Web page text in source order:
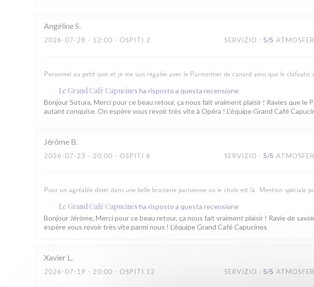
AngélineS
2026-07-28 - 12:00 - OSPITI 2 SERVIZIO : 5/5
Personnel au petit soin et je me suis régalée avec le Parmentier de canard ainsi que le clafoutis
Le Grand Café Capucines ha risposto a questa recensione
Bonjour Sotura, Merci pour ce beau retour, ça nous fait vraiment plaisir ! Ravies que le
autant conquise. On espère vous revoir très vite à Opéra ! L'équipe Grand Café
Jérôme B
2026-07-23 - 20:00 - OSPITI 6 SERVIZIO : 5/5
Pour un agréable diner dans une belle brasserie parisienne ou le choix est là. Mention spéciale
Le Grand Café Capucines ha risposto a questa recensione
Bonjour Jérôme, Merci pour ce beau retour, ça nous fait vraiment plaisir ! Ravie de
espère vous revoir très vite parmi nous ! L'équipe Grand Café Capucines
Xavier L
2026-07-19 - 20:00 - OSPITI 12 SERVIZIO : 5/5